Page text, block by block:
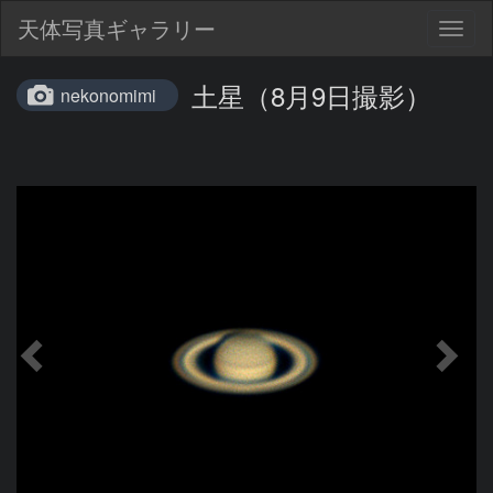
天体写真ギャラリー
nekonomimi 土星（8月9日撮影）